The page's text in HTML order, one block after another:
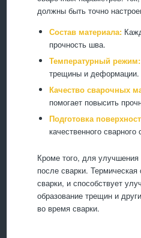
должны быть точно
Состав материала:
прочность шва.
Температурный режим:
трещины и деформации.
Качество сварочных
помогает повысить
Подготовка
качественного сварного
Кроме того, для
после сварки.
сварки, и способствует
образование трещин и
во время сварки.